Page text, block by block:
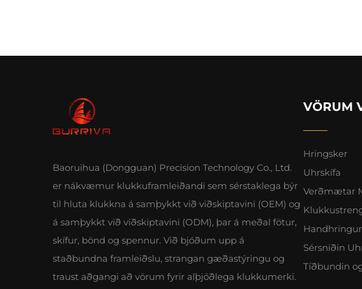
Baoruihua (Dongguan) Precision Technology Co., Ltd.
er nákvæmur klukkuframleiðandi sem sérstaklega býr
til hluta klukkna á samþykkt við viðskiptavini (OEM) og
á samþykkt við viðskiptavini (ODM), þar á meðal fötur,
skífur, bönd og spennur. Við bjóðum upp á
staðbundna framleiðslu, strangan gæðastýringu og
traust aðgangi að vörum fyrir alþjóðlega klukkumerki.
VÖRUM
Hringsker
Uhrskífa
Verðmætar
Handhringur
Sérsniðin
Tíðbundin